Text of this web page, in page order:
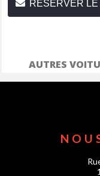
RÉSERVER
AUTRES